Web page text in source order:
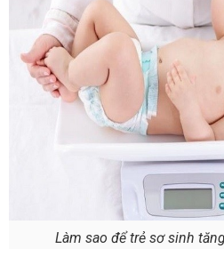
Làm sao để trẻ sơ sinh